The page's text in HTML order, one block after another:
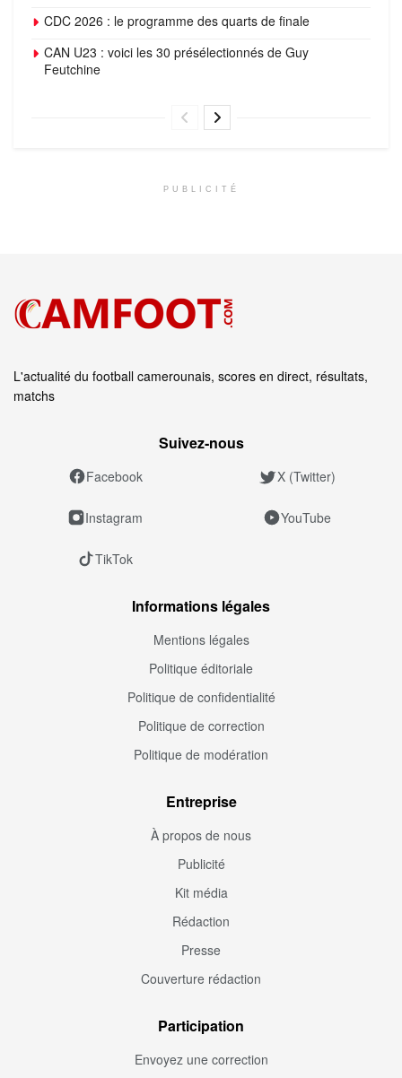
CDC 2026 : le programme des quarts de finale
CAN U23 : voici les 30 présélectionnés de Guy
Feutchine
PUBLICITÉ
L'actualité du football camerounais, scores en direct, résultats,
matchs
Suivez‑nous
Facebook X (Twitter)
Instagram YouTube
TikTok
Informations légales
Mentions légales
Politique éditoriale
Politique de confidentialité
Politique de correction
Politique de modération
Entreprise
À propos de nous
Publicité
Kit média
Rédaction
Presse
Couverture rédaction
Participation
Envoyez une correction